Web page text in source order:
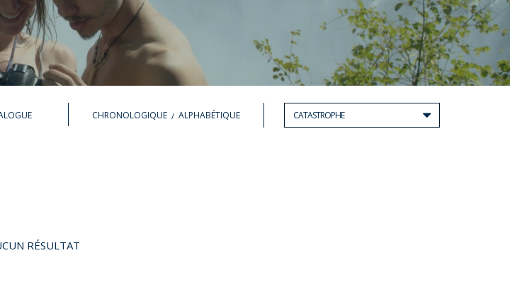
CHRONOLOGIQUE ALPHABÉTIQUE CATASTROPHE
RÉSULTAT